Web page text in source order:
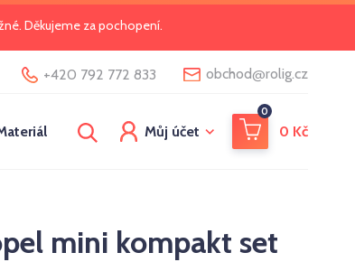
Děkujeme za pochopení.
+420 792 772 833 obchod@rolig.cz
Můj účet
0
0 Kč
mini kompakt set